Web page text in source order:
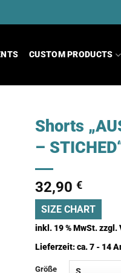
CUSTOM PRODUCTS
Shorts
–
32,90 €
SIZE CHART
inkl. 19 % MwSt.zzgl.
Lieferzeit:ca. 7 - 14
Größe